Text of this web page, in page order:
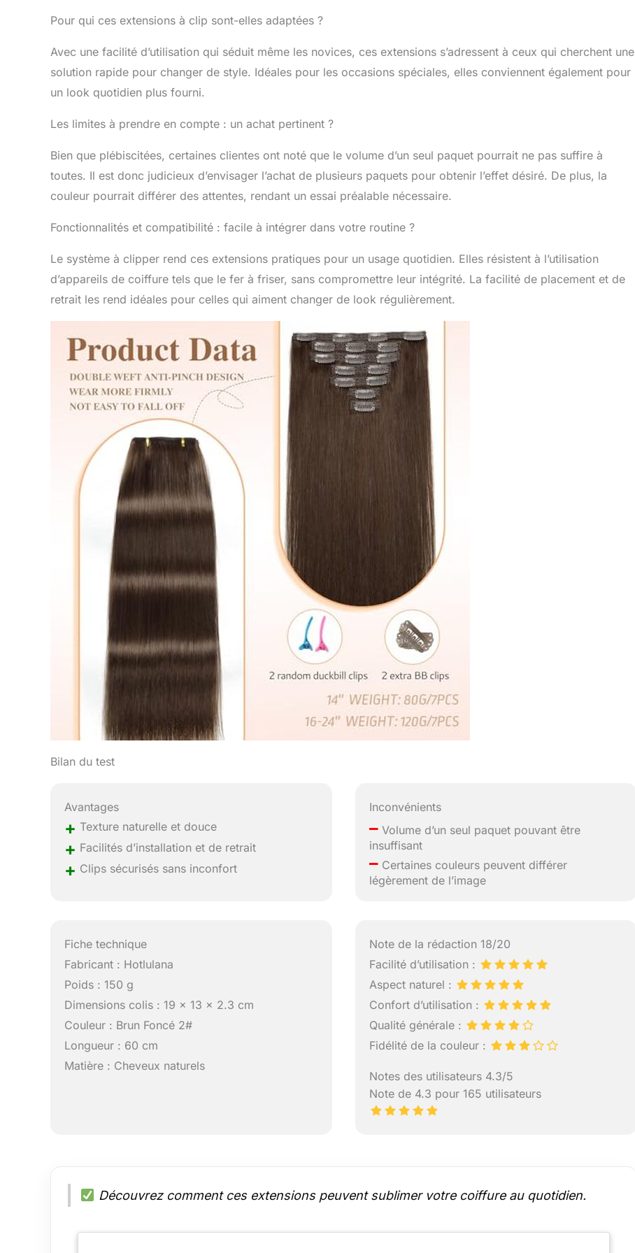
Elles peuvent être coiffées, bouclées ou colorées. Veillez à maintenir
la température en dessous de 390°F lors du coiffage à la chaleur afin
Excellent service client】 Pour une douceur et une brillance durables,
lavez les extensions avec un shampooing et un revitalisant doux et
Pour qui ces extensions à clip sont-elles adaptées ?
Avec une facilité d’utilisation qui séduit même les novices, ces extensions s’adressent à ceux qui cherchent une
solution rapide pour changer de style. Idéales pour les occasions spéciales, elles conviennent également pour
un look quotidien plus fourni.
Les limites à prendre en compte : un achat pertinent ?
Bien que plébiscitées, certaines clientes ont noté que le volume d’un seul paquet pourrait ne pas suffire à
toutes. Il est donc judicieux d’envisager l’achat de plusieurs paquets pour obtenir l’effet désiré. De plus, la
couleur pourrait différer des attentes, rendant un essai préalable nécessaire.
Fonctionnalités et compatibilité : facile à intégrer dans votre routine ?
Le système à clipper rend ces extensions pratiques pour un usage quotidien. Elles résistent à l’utilisation
d’appareils de coiffure tels que le fer à friser, sans compromettre leur intégrité. La facilité de placement et de
retrait les rend idéales pour celles qui aiment changer de look régulièrement.
Bilan du test
Avantages
+ Texture naturelle et douce
+ Facilités d’installation et de retrait
+ Clips sécurisés sans inconfort
Inconvénients
– Volume d’un seul paquet pouvant être
insuffisant
– Certaines couleurs peuvent différer
légèrement de l’image
Fiche technique
Fabricant : Hotlulana
Poids : 150 g
Dimensions colis : 19 x 13 x 2.3 cm
Couleur : Brun Foncé 2#
Longueur : 60 cm
Matière : Cheveux naturels
Note de la rédaction 18/20
Facilité d’utilisation :
Aspect naturel :
Confort d’utilisation :
Qualité générale :
Fidélité de la couleur :
Notes des utilisateurs 4.3/5
Note de 4.3 pour 165 utilisateurs
Découvrez comment ces extensions peuvent sublimer votre coiffure au quotidien.